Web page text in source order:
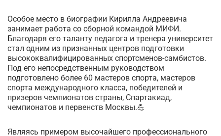
Особое место в биографии Кирилла Андреевича
занимает работа со сборной командой МИФИ.
Благодаря его таланту педагога и тренера университет
стал одним из признанных центров подготовки
высококвалифицированных спортсменов-самбистов.
Под его непосредственным руководством
подготовлено более 60 мастеров спорта, мастеров
спорта международного класса, победителей и
призеров чемпионатов страны, Спартакиад,
чемпионатов и первенств Москвы.💪
Являясь примером высочайшего профессионального